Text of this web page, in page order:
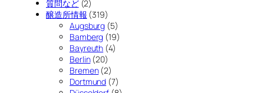
質問など(2)
醸造所情報 (319)
Augsburg (5)
Bamberg (19)
Bayreuth (4)
Berlin(20)
Bremen(2)
Dortmund (7)